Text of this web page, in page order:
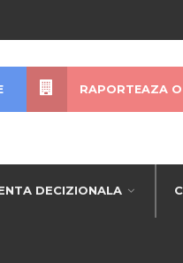
DECIZIONALA
RAPORTEAZA